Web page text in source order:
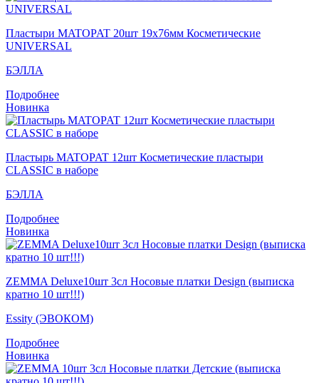
Пластыри MATOPAT 20шт 19x76мм Косметические
UNIVERSAL
БЭЛЛА
Подробнее
Новинка
Пластырь MATOPAT 12шт Косметические пластыри
CLASSIC в наборе
БЭЛЛА
Подробнее
Новинка
ZEMMA Deluxe10шт 3сл Носовые платки Design (выписка
кратно 10 шт!!!)
Essity (ЭВОКОМ)
Подробнее
Новинка